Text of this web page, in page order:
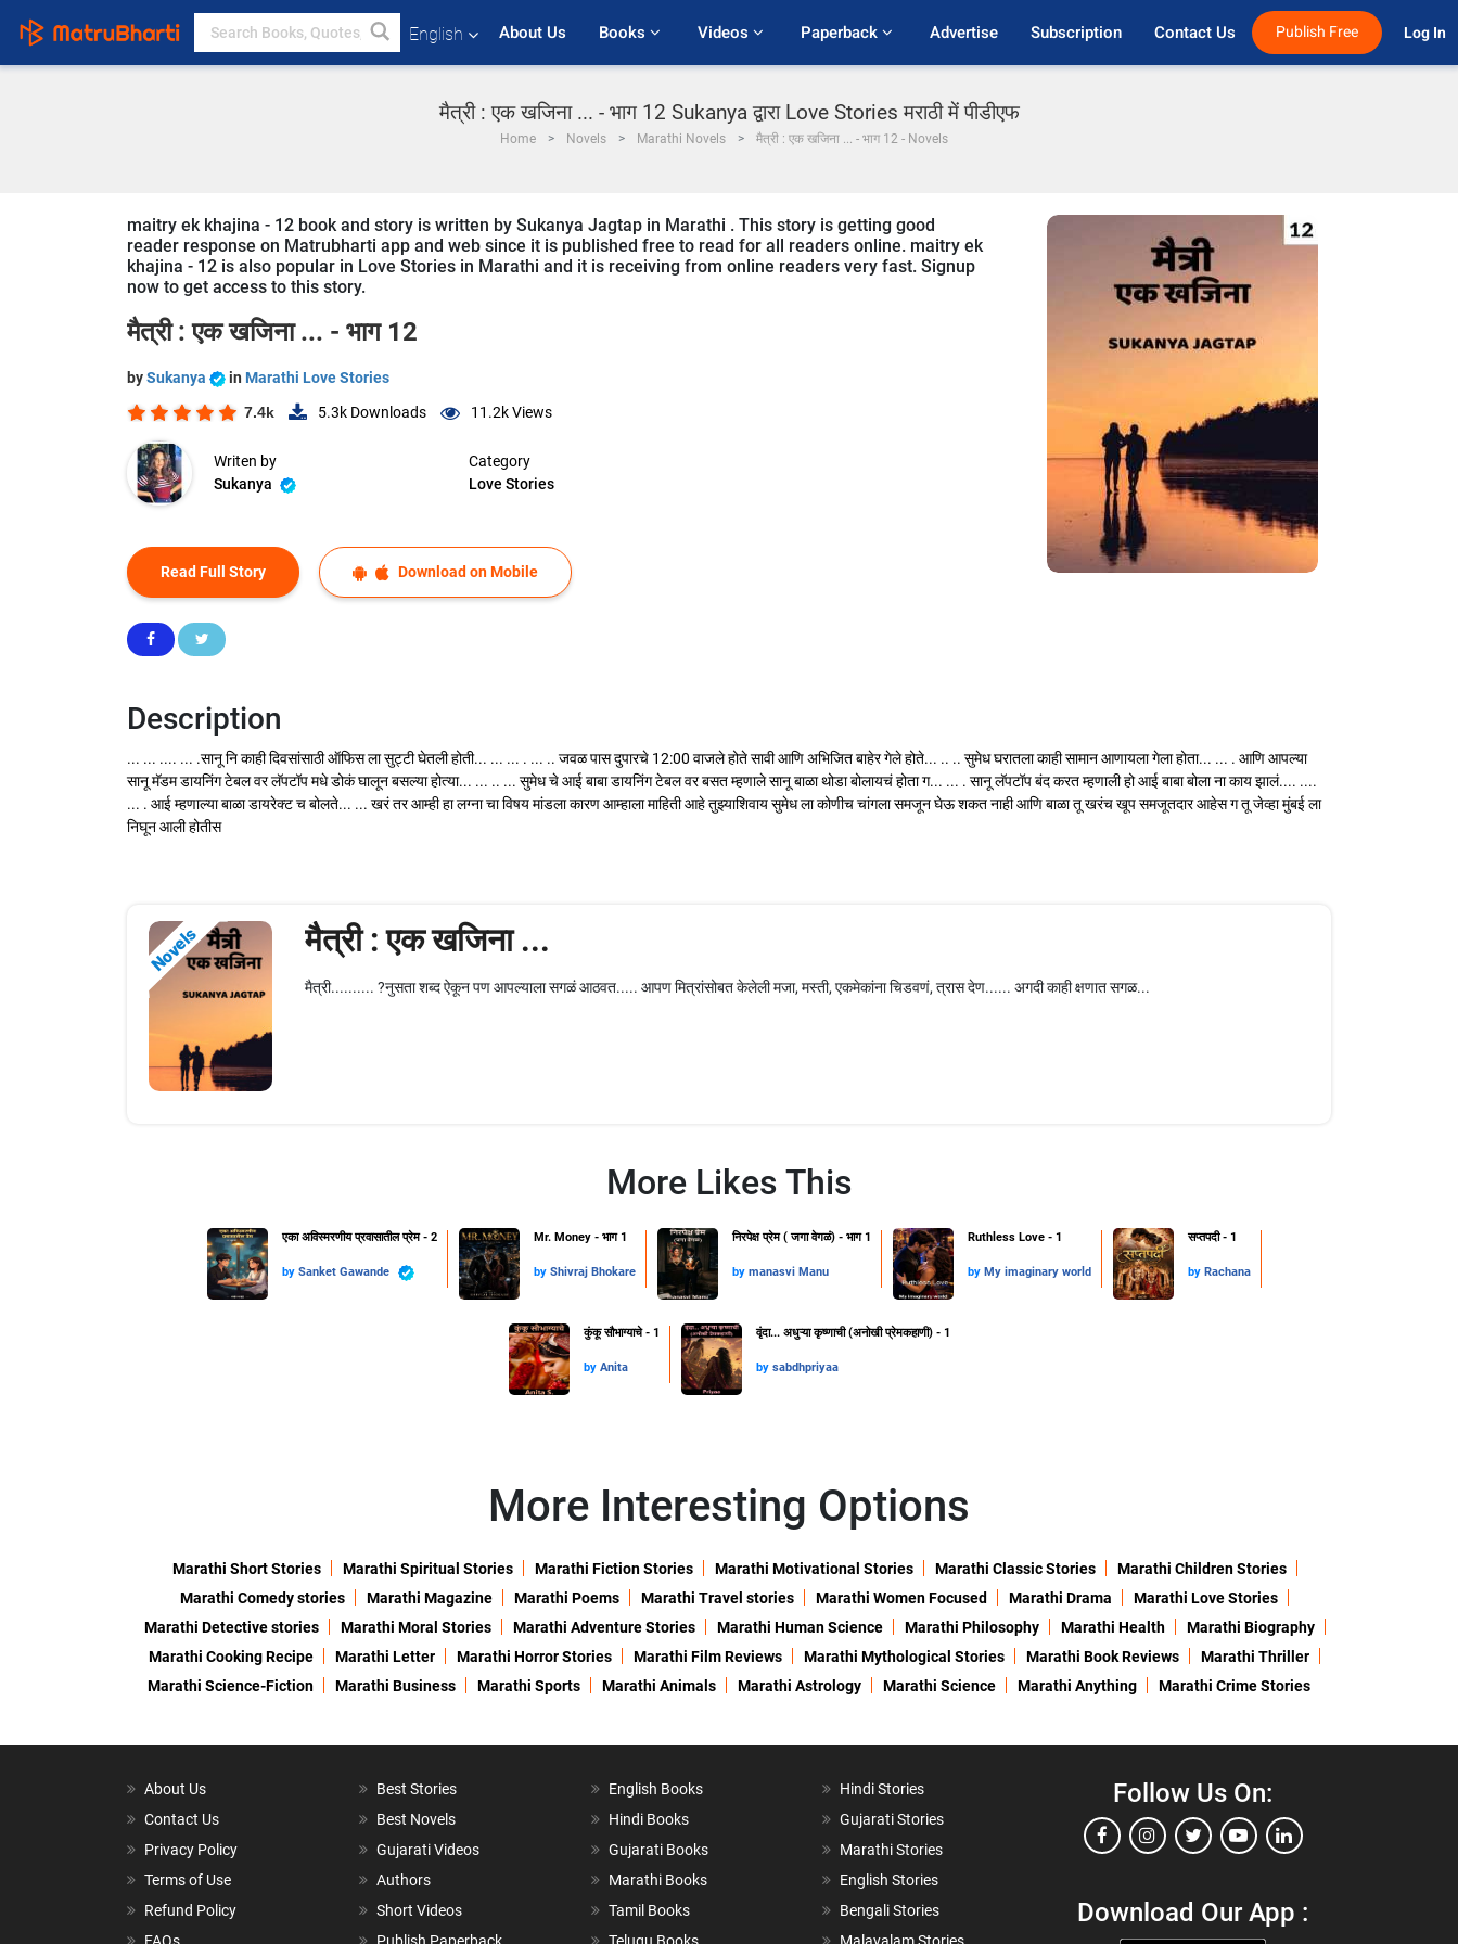
English About Us Books Videos Paperback Advertise Subscription Contact Us Publish Free Log In
मैत्री : एक खजिना ... - भाग 12 Sukanya द्वारा Love Stories मराठी में पीडीएफ
Home Novels Marathi Novels मैत्री : एक खजिना ... - भाग 12 - Novels
maitry ek khajina - 12 book and story is written by Sukanya Jagtap in Marathi . This story is getting good
reader response on Matrubharti app and web since it is published free to read for all readers online. maitry ek
khajina - 12 is also popular in Love Stories in Marathi and it is receiving from online readers very fast. Signup
now to get access to this story.
मैत्री : एक खजिना ... - भाग 12
bySukanya in Marathi Love Stories
7.4k 5.3k Downloads 11.2kViews
Writen by
Sukanya
Category
Love Stories
Read Full Story Download on Mobile
Description
... ... .... ... .सानू नि काही दिवसांसाठी ऑफिस ला सुट्टी घेतली होती... ... ... . ... .. जवळ पास दुपारचे 12:00 वाजले होते सावी आणि अभिजित बाहेर गेले होते... .. .. सुमेध घरातला काही सामान आणायला गेला होता... ... . आणि आपल्या
सानू मॅडम डायनिंग टेबल वर लॅपटॉप मधे डोकं घालून बसल्या होत्या... ... .. ... सुमेध चे आई बाबा डायनिंग टेबल वर बसत म्हणाले सानू बाळा थोडा बोलायचं होता ग... ... . सानू लॅपटॉप बंद करत म्हणाली हो आई बाबा बोला ना काय झालं.... ....
... . आई म्हणाल्या बाळा डायरेक्ट च बोलते... ... खरं तर आम्ही हा लग्ना चा विषय मांडला कारण आम्हाला माहिती आहे तुझ्याशिवाय सुमेध ला कोणीच चांगला समजून घेऊ शकत नाही आणि बाळा तू खरंच खूप समजूतदार आहेस ग तू जेव्हा मुंबई ला
निघून आली होतीस
Novels मैत्री : एक खजिना ...
मैत्री.......... ?नुसता शब्द ऐकून पण आपल्याला सगळं आठवत..... आपण मित्रांसोबत केलेली मजा, मस्ती, एकमेकांना चिडवणं, त्रास देण...... अगदी काही क्षणात सगळ...
More Likes This
एका अविस्मरणीय प्रवासातील प्रेम - 2
by Sanket Gawande
Mr. Money - भाग 1
by Shivraj Bhokare
निरपेक्ष प्रेम ( जगा वेगळं) - भाग 1
by manasvi Manu
Ruthless Love - 1
by My imaginary world
सप्तपदी - 1
by Rachana
कुंकू सौभाग्याचे - 1
by Anita
वृंदा... अधुऱ्या कृष्णाची (अनोखी प्रेमकहाणी) - 1
by sabdhpriyaa
More Interesting Options
Marathi Short Stories Marathi Spiritual Stories Marathi Fiction Stories Marathi Motivational Stories Marathi Classic Stories
Marathi Children Stories
Marathi Comedy stories
Marathi Magazine Marathi Poems Marathi Travel stories Marathi Women Focused Marathi Drama
Marathi Love Stories
Marathi Detective stories
Marathi Moral Stories Marathi Adventure Stories Marathi Human Science Marathi Philosophy Marathi Health
Marathi Biography
Marathi Cooking Recipe
Marathi Letter Marathi Horror Stories Marathi Film Reviews Marathi Mythological Stories Marathi Book Reviews
Marathi Thriller
Marathi Science-Fiction
Marathi Business Marathi Sports Marathi Animals Marathi Astrology Marathi Science Marathi Anything Marathi Crime Stories
About Us
Contact Us
Privacy Policy
Terms of Use
Refund Policy
Best Stories
Best Novels
Gujarati Videos
Authors
Short Videos
English Books
Hindi Books
Gujarati Books
Marathi Books
Tamil Books
Hindi Stories
Gujarati Stories
Marathi Stories
English Stories
Bengali Stories
Follow Us On:
Download Our App :